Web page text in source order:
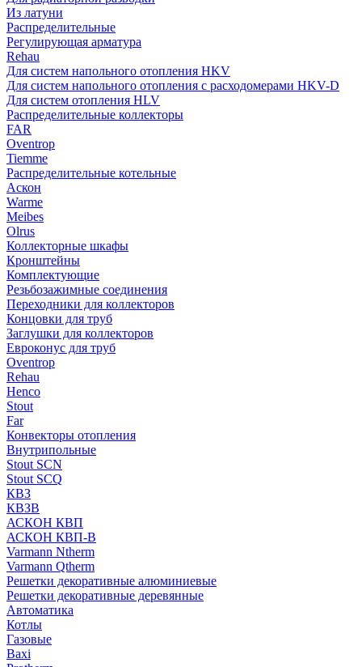
Из латуни
Распределительные
Регулирующая арматура
Rehau
Для систем напольного отопления HKV
Для систем напольного отопления с расходомерами HKV-D
Для систем отопления HLV
Распределительные коллекторы
FAR
Oventrop
Tiemme
Распределительные котельные
Аскон
Warme
Meibes
Olrus
Коллекторные шкафы
Кронштейны
Комплектующие
Резьбозажимные соединения
Переходники для коллекторов
Концовки для труб
Заглушки для коллекторов
Евроконус для труб
Oventrop
Rehau
Henco
Stout
Far
Конвекторы отопления
Внутрипольные
Stout SCN
Stout SCQ
КВЗ
КВЗВ
АСКОН КВП
АСКОН КВП-В
Varmann Ntherm
Varmann Qtherm
Решетки декоративные алюминиевые
Решетки декоративные деревянные
Автоматика
Котлы
Газовые
Baxi